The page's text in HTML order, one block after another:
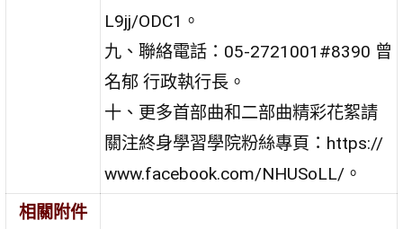
L9jj/ODC1。
九、聯絡電話：05-2721001#8390 曾
名郁 行政執行長。
十、更多首部曲和二部曲精彩花絮請
關注終身學習學院粉絲專頁：https://
www.facebook.com/NHUSoLL/。
相關附件